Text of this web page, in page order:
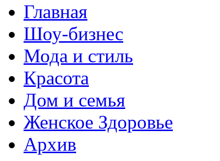
Главная
Шоу-бизнес
Мода и стиль
Красота
Дом и семья
Женское Здоровье
Архив